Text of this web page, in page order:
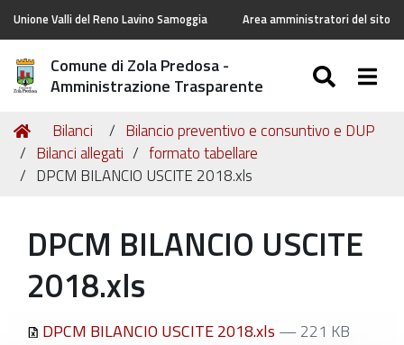
Unione Valli del Reno Lavino Samoggia Area amministratori del sito
Comune di Zola Predosa -
Amministrazione Trasparente
Tu
sei
qui:
Home
Bilanci
Bilancio preventivo e consuntivo e DUP
Bilanci allegati
formato tabellare
DPCM BILANCIO USCITE 2018.xls
DPCM BILANCIO USCITE
2018.xls
DPCM BILANCIO USCITE 2018.xls — 221 KB